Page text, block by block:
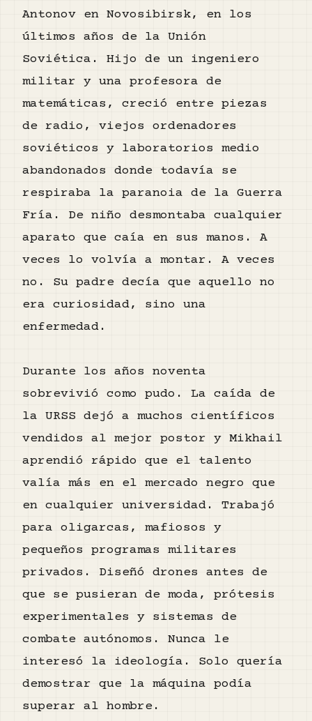
Antonov en Novosibirsk, en los
últimos años de la Unión
Soviética. Hijo de un ingeniero
militar y una profesora de
matemáticas, creció entre piezas
de radio, viejos ordenadores
soviéticos y laboratorios medio
abandonados donde todavía se
respiraba la paranoia de la Guerra
Fría. De niño desmontaba cualquier
aparato que caía en sus manos. A
veces lo volvía a montar. A veces
no. Su padre decía que aquello no
era curiosidad, sino una
enfermedad.
Durante los años noventa
sobrevivió como pudo. La caída de
la URSS dejó a muchos científicos
vendidos al mejor postor y Mikhail
aprendió rápido que el talento
valía más en el mercado negro que
en cualquier universidad. Trabajó
para oligarcas, mafiosos y
pequeños programas militares
privados. Diseñó drones antes de
que se pusieran de moda, prótesis
experimentales y sistemas de
combate autónomos. Nunca le
interesó la ideología. Solo quería
demostrar que la máquina podía
superar al hombre.